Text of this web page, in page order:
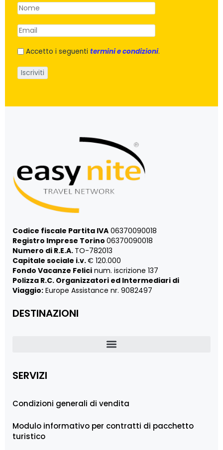
Accetto i seguenti termini e condizioni.
Codice fiscale Partita IVA 06370090018
Registro Imprese Torino 06370090018
Numero di R.E.A. TO-782013
Capitale sociale i.v.€ 120.000
Fondo Vacanze Felici num. iscrizione 137
Polizza R.C. Organizzatori ed Intermediari di
Viaggio: Europe Assistance nr. 9082497
DESTINAZIONI
SERVIZI
Condizioni generali di vendita
Modulo informativo per contratti di pacchetto
turistico